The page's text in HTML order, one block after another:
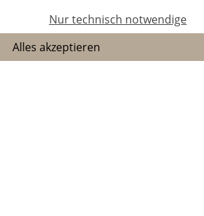
Nur technisch notwendige
Alles akzeptieren